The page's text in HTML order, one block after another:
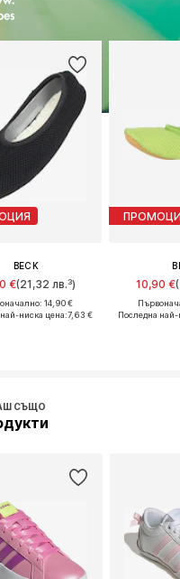
BECK
€(21,32 лв.³)
14,90 €
ниска цена:7,63 €
10,90 €
Последна
СЪЩО